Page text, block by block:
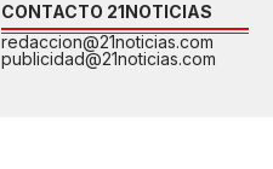
CONTACTO 21NOTICIAS
redaccion@21noticias.com
publicidad@21noticias.com